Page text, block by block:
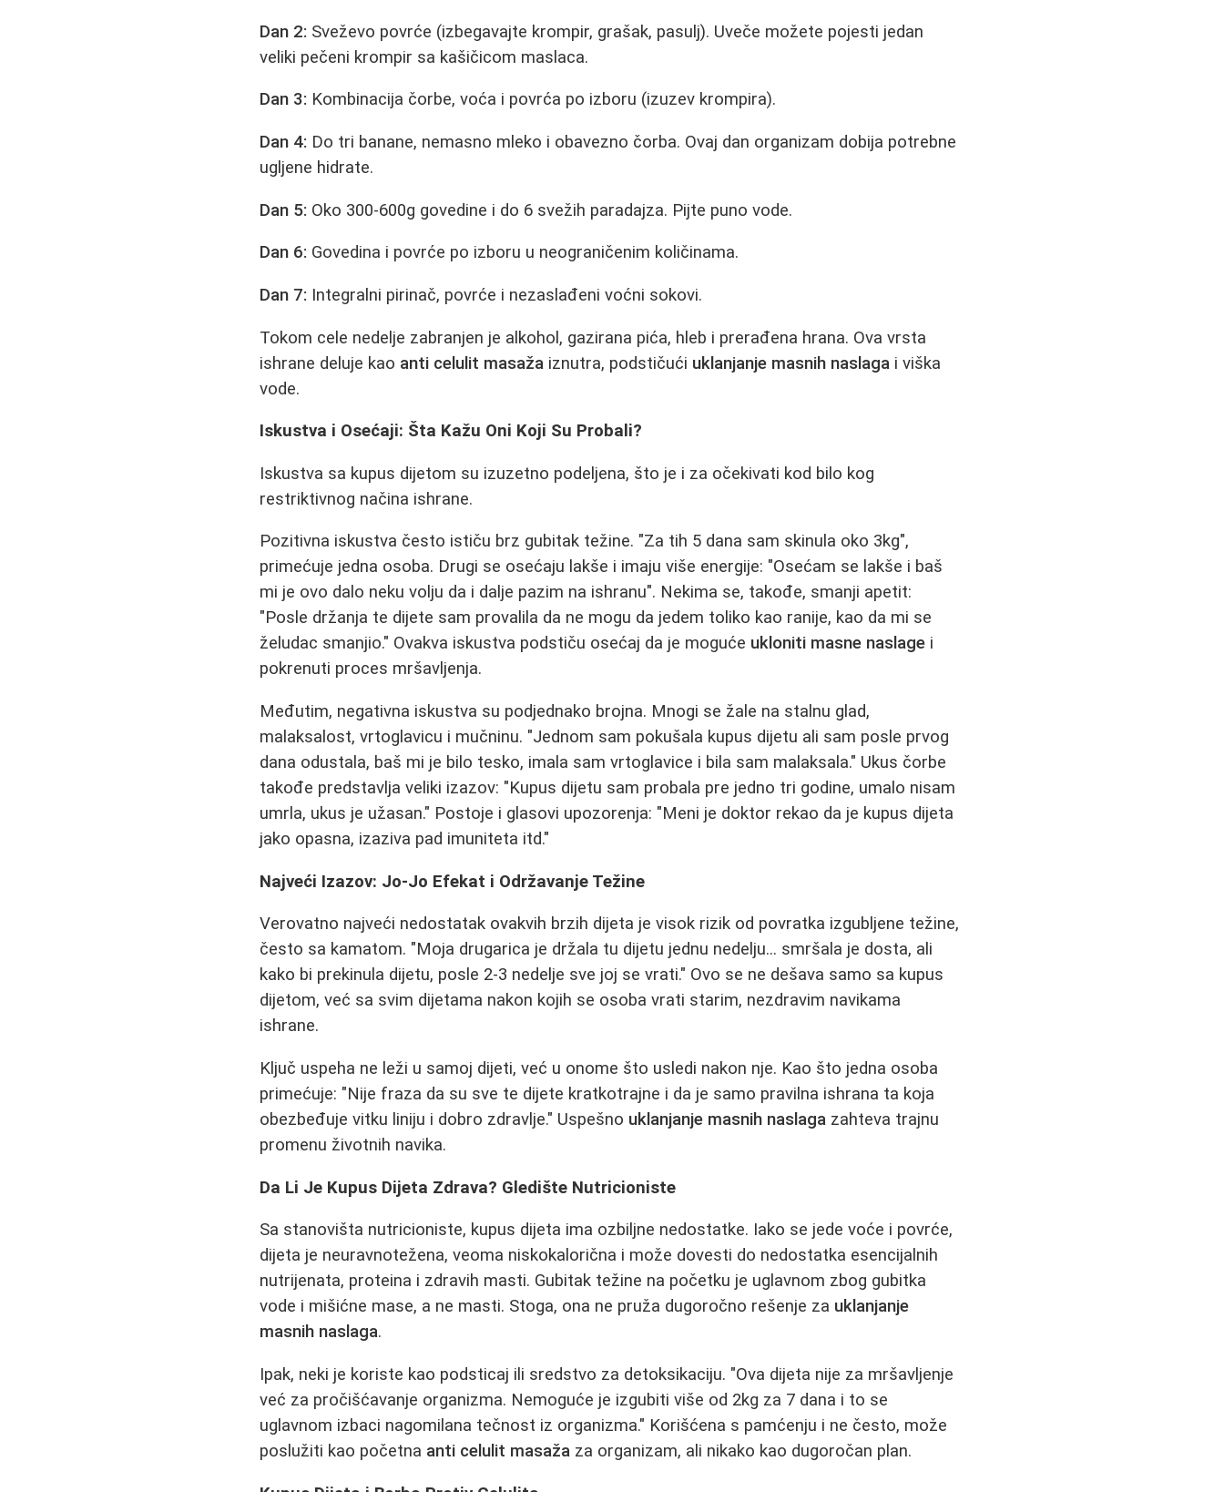
Dan 2: Sveževo povrće (izbegavajte krompir, grašak, pasulj). Uveče možete pojesti jedan
veliki pečeni krompir sa kašičicom maslaca.
Dan 3: Kombinacija čorbe, voća i povrća po izboru (izuzev krompira).
Dan 4: Do tri banane, nemasno mleko i obavezno čorba. Ovaj dan organizam dobija potrebne
ugljene hidrate.
Dan 5: Oko 300-600g govedine i do 6 svežih paradajza. Pijte puno vode.
Dan 6: Govedina i povrće po izboru u neograničenim količinama.
Dan 7: Integralni pirinač, povrće i nezaslađeni voćni sokovi.
Tokom cele nedelje zabranjen je alkohol, gazirana pića, hleb i prerađena hrana. Ova vrsta
ishrane deluje kao anti celulit masaža iznutra, podstičući uklanjanje masnih naslaga i viška
vode.
Iskustva i Osećaji: Šta Kažu Oni Koji Su Probali?
Iskustva sa kupus dijetom su izuzetno podeljena, što je i za očekivati kod bilo kog
restriktivnog načina ishrane.
Pozitivna iskustva često ističu brz gubitak težine. "Za tih 5 dana sam skinula oko 3kg",
primećuje jedna osoba. Drugi se osećaju lakše i imaju više energije: "Osećam se lakše i baš
mi je ovo dalo neku volju da i dalje pazim na ishranu". Nekima se, takođe, smanji apetit:
"Posle držanja te dijete sam provalila da ne mogu da jedem toliko kao ranije, kao da mi se
želudac smanjio." Ovakva iskustva podstiču osećaj da je moguće ukloniti masne naslage i
pokrenuti proces mršavljenja.
Međutim, negativna iskustva su podjednako brojna. Mnogi se žale na stalnu glad,
malaksalost, vrtoglavicu i mučninu. "Jednom sam pokušala kupus dijetu ali sam posle prvog
dana odustala, baš mi je bilo tesko, imala sam vrtoglavice i bila sam malaksala." Ukus čorbe
takođe predstavlja veliki izazov: "Kupus dijetu sam probala pre jedno tri godine, umalo nisam
umrla, ukus je užasan." Postoje i glasovi upozorenja: "Meni je doktor rekao da je kupus dijeta
jako opasna, izaziva pad imuniteta itd."
Najveći Izazov: Jo-Jo Efekat i Održavanje Težine
Verovatno najveći nedostatak ovakvih brzih dijeta je visok rizik od povratka izgubljene težine,
često sa kamatom. "Moja drugarica je držala tu dijetu jednu nedelju... smršala je dosta, ali
kako bi prekinula dijetu, posle 2-3 nedelje sve joj se vrati." Ovo se ne dešava samo sa kupus
dijetom, već sa svim dijetama nakon kojih se osoba vrati starim, nezdravim navikama
ishrane.
Ključ uspeha ne leži u samoj dijeti, već u onome što usledi nakon nje. Kao što jedna osoba
primećuje: "Nije fraza da su sve te dijete kratkotrajne i da je samo pravilna ishrana ta koja
obezbeđuje vitku liniju i dobro zdravlje." Uspešno uklanjanje masnih naslaga zahteva trajnu
promenu životnih navika.
Da Li Je Kupus Dijeta Zdrava? Gledište Nutricioniste
Sa stanovišta nutricioniste, kupus dijeta ima ozbiljne nedostatke. Iako se jede voće i povrće,
dijeta je neuravnotežena, veoma niskokalorična i može dovesti do nedostatka esencijalnih
nutrijenata, proteina i zdravih masti. Gubitak težine na početku je uglavnom zbog gubitka
vode i mišićne mase, a ne masti. Stoga, ona ne pruža dugoročno rešenje za uklanjanje
masnih naslaga.
Ipak, neki je koriste kao podsticaj ili sredstvo za detoksikaciju. "Ova dijeta nije za mršavljenje
već za pročišćavanje organizma. Nemoguće je izgubiti više od 2kg za 7 dana i to se
uglavnom izbaci nagomilana tečnost iz organizma." Korišćena s pamćenju i ne često, može
poslužiti kao početna anti celulit masaža za organizam, ali nikako kao dugoročan plan.